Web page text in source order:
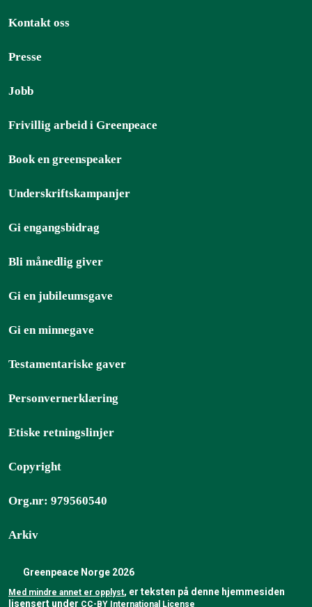
Kontakt oss
Presse
Jobb
Frivillig arbeid i Greenpeace
Book en greenspeaker
Underskriftskampanjer
Gi engangsbidrag
Bli månedlig giver
Gi en jubileumsgave
Gi en minnegave
Testamentariske gaver
Personvernerklæring
Etiske retningslinjer
Copyright
Org.nr: 979560540
Arkiv
Greenpeace Norge 2026
Med mindre annet er opplyst, er teksten på denne hjemmesiden
lisensert under CC-BY International License